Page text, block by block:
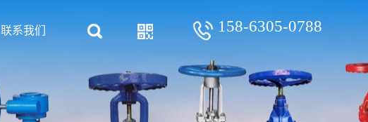
联系我们 158-6305-0788